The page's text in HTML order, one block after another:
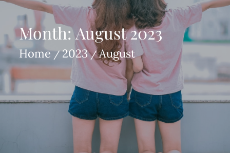
Month:August 2023
Home 2023 August